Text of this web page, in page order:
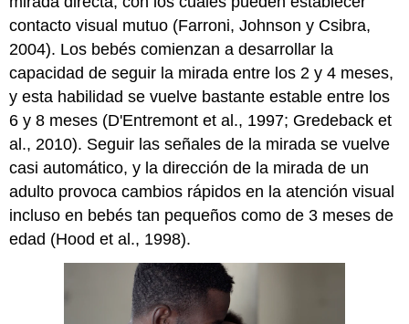
contacto visual mutuo (Farroni, Johnson y Csibra,
2004). Los bebés comienzan a desarrollar la
capacidad de seguir la mirada entre los 2 y 4 meses,
y esta habilidad se vuelve bastante estable entre los
6 y 8 meses (D'Entremont et al., 1997; Gredeback et
al., 2010). Seguir las señales de la mirada se vuelve
casi automático, y la dirección de la mirada de un
adulto provoca cambios rápidos en la atención visual
incluso en bebés tan pequeños como de 3 meses de
edad (Hood et al., 1998).